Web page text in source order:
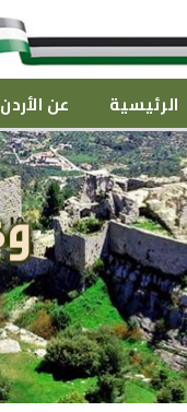
الرئيسية عن الأردن